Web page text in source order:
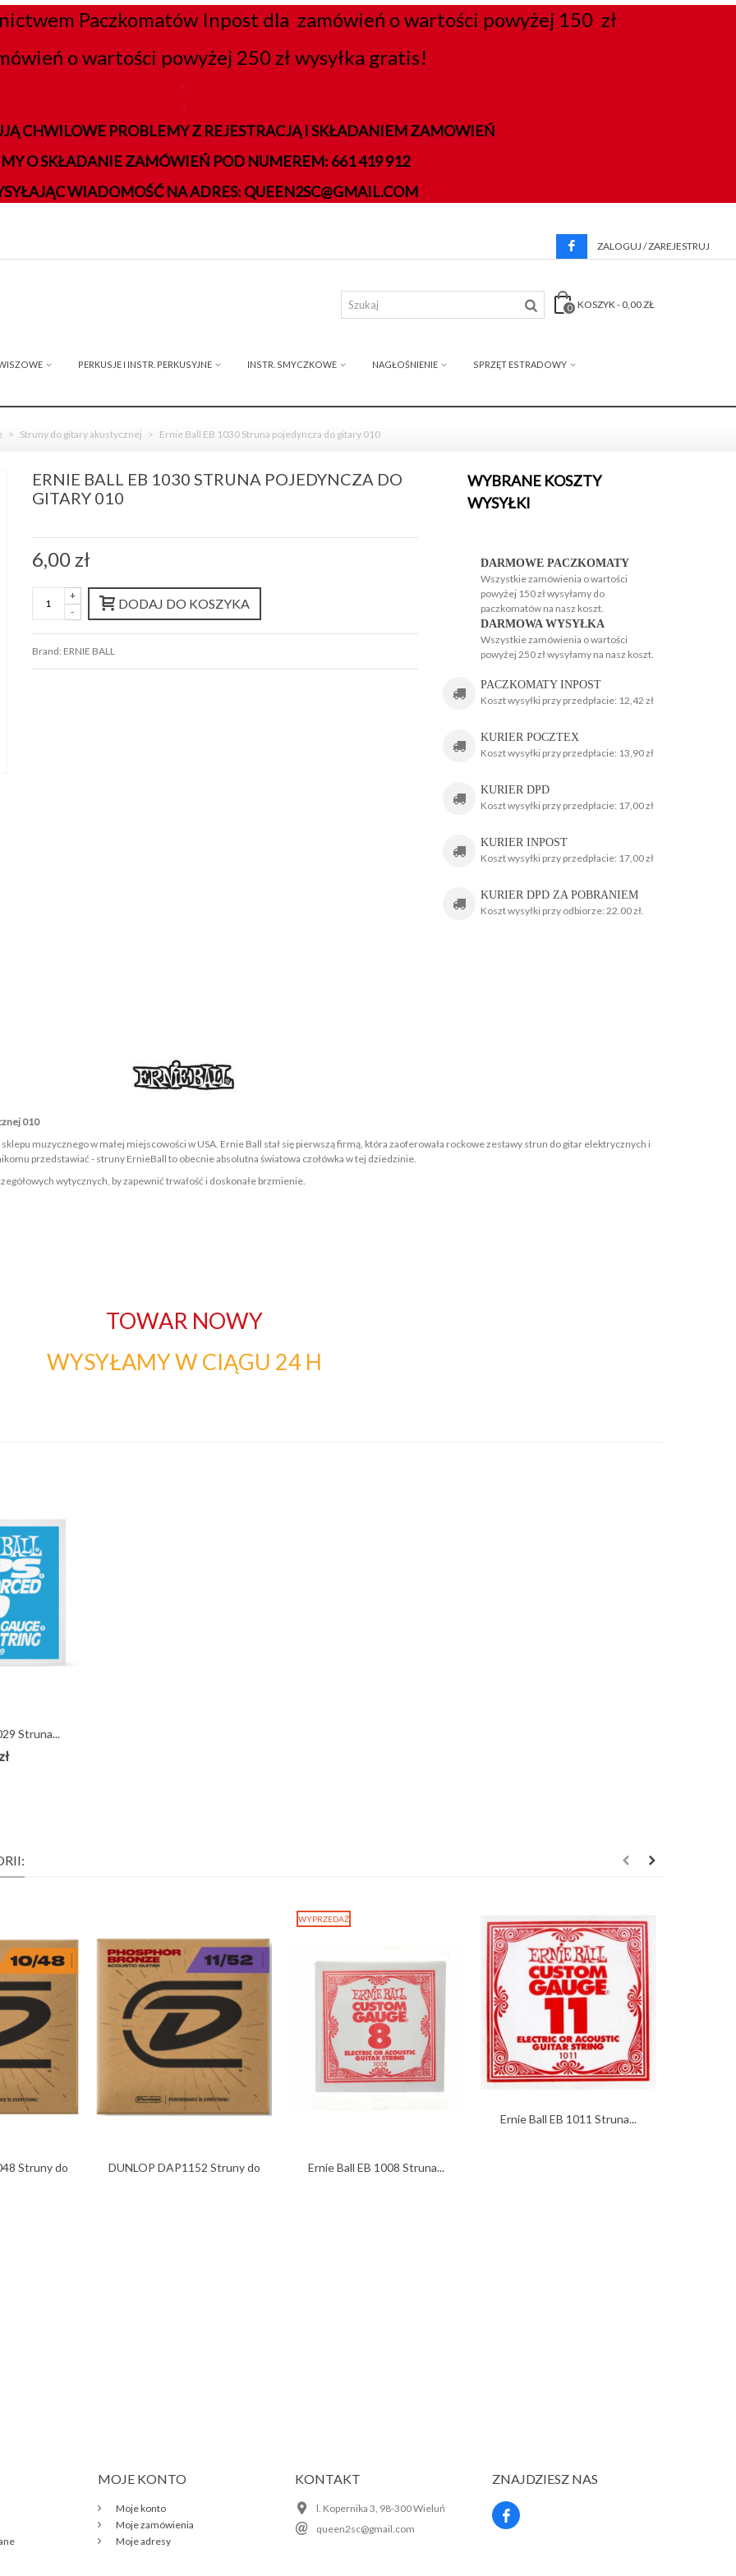
Paczkomatów Inpost dla zamówień o wartości powyżej 150 zł
o wartości powyżej 250 zł wysyłka gratis!
CHWILOWE PROBLEMY Z REJESTRACJĄ I SKŁADANIEM ZAMOWIEŃ
O SKŁADANIE ZAMÓWIEŃ POD NUMEREM: 661 419 912
WIADOMOŚĆ NA ADRES: QUEEN2SC@GMAIL.COM
ZALOGUJ / ZAREJESTRUJ
0 KOSZYK- 0,00 ZŁ
PERKUSJE I INSTR. PERKUSYJNE INSTR. SMYCZKOWE NAGŁOŚNIENIE SPRZĘT ESTRADOWY
> Struny do gitary akustycznej > Ernie Ball EB 1030 Struna pojedyncza do gitary 010
ERNIE BALL EB 1030 STRUNA POJEDYNCZA DO
GITARY 010
6,00 zł
-
+
DODAJ DO KOSZYKA
Brand: ERNIE BALL
WYBRANE KOSZTY
WYSYŁKI
DARMOWE PACZKOMATY
Wszystkie zamówienia o wartości
powyżej 150 zł wysyłamy do
paczkomatów na nasz koszt.
DARMOWA WYSYŁKA
Wszystkie zamówienia o wartości
powyżej 250 zł wysyłamy na nasz koszt.
PACZKOMATY INPOST
Koszt wysyłki przy przedpłacie: 12,42 zł
KURIER POCZTEX
Koszt wysyłki przy przedpłacie: 13,90 zł
KURIER DPD
Koszt wysyłki przy przedpłacie: 17,00 zł
KURIER INPOST
Koszt wysyłki przy przedpłacie: 17,00 zł
KURIER DPD ZA POBRANIEM
Koszt wysyłki przy odbiorze: 22.00 zł.
010
muzycznego w małej miejscowości w USA. Ernie Ball stał się pierwszą firmą, która zaoferowała rockowe zestawy strun do gitar elektrycznych i
przedstawiać - struny ErnieBall to obecnie absolutna światowa czołówka w tej dziedzinie.
wytycznych, by zapewnić trwałość i doskonałe brzmienie.
TOWAR NOWY
WYSYŁAMY W CIĄGU 24 H
Struna...
Struny do
DUNLOP DAP1152 Struny do
WYPRZEDAŻ
Ernie Ball EB 1008 Struna...
Ernie Ball EB 1011 Struna...
MOJE KONTO
Moje konto
Moje zamówienia
Moje adresy
KONTAKT
l. Kopernika 3, 98-300 Wieluń
queen2sc@gmail.com
ZNAJDZIESZ NAS